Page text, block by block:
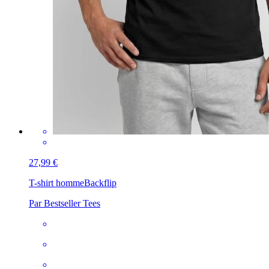
27,99 €
T-shirt hommeBackflip
Par Bestseller Tees